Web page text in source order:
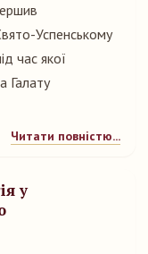
Успенському
час якої
Галату
Читати повністю...
у